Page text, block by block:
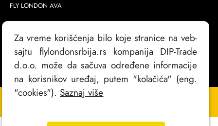
FLY LONDON AVA
Copyright @2026. FlyLondon Srbija | Sva prava zadržana
Za vreme korišćenja bilo koje stranice na veb-
sajtu flylondonsrbija.rs kompanija DIP-Trade
d.o.o. može da sačuva određene informacije
na korisnikov uređaj, putem "kolačića" (eng.
"cookies"). Saznaj više